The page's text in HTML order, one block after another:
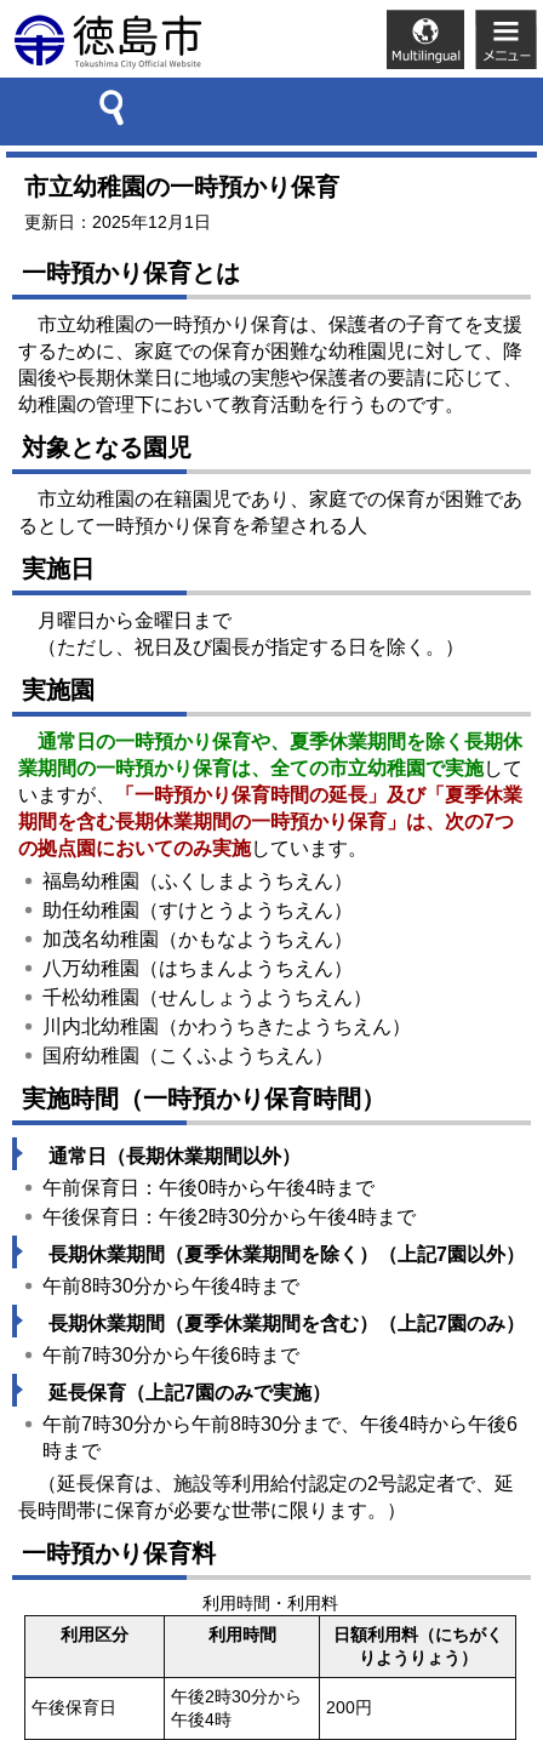
市立幼稚園の一時預かり保育
更新日：2025年12月1日
一時預かり保育とは
市立幼稚園の一時預かり保育は、保護者の子育てを支援
するために、家庭での保育が困難な幼稚園児に対して、降
園後や長期休業日に地域の実態や保護者の要請に応じて、
幼稚園の管理下において教育活動を行うものです。
対象となる園児
市立幼稚園の在籍園児であり、家庭での保育が困難であ
るとして一時預かり保育を希望される人
実施日
月曜日から金曜日まで
（ただし、祝日及び園長が指定する日を除く。）
実施園
通常日の一時預かり保育や、夏季休業期間を除く長期休
業期間の一時預かり保育は、全ての市立幼稚園で実施して
いますが、
「一時預かり保育時間の延長」及び「夏季休業
期間を含む長期休業期間の一時預かり保育」は、次の7つ
の拠点園においてのみ実施しています。
福島幼稚園（ふくしまようちえん）
助任幼稚園（すけとうようちえん）
加茂名幼稚園（かもなようちえん）
八万幼稚園（はちまんようちえん）
千松幼稚園（せんしょうようちえん）
川内北幼稚園（かわうちきたようちえん）
国府幼稚園（こくふようちえん）
実施時間（一時預かり保育時間）
通常日（長期休業期間以外）
午前保育日：午後0時から午後4時まで
午後保育日：午後2時30分から午後4時まで
長期休業期間（夏季休業期間を除く）（上記7園以外）
午前8時30分から午後4時まで
長期休業期間（夏季休業期間を含む）（上記7園のみ）
午前7時30分から午後6時まで
延長保育（上記7園のみで実施）
午前7時30分から午前8時30分まで、午後4時から午後6
時まで
（延長保育は、施設等利用給付認定の2号認定者で、延
長時間帯に保育が必要な世帯に限ります。）
一時預かり保育料
利用時間・利用料
利用区分
利用時間
日額利用料（にちがく
りようりょう）
午後保育日
午後2時30分から
午後4時
200円